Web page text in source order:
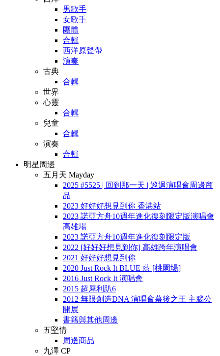
男歌手
女歌手
團體
合輯
西洋原聲帶
演奏
古典
合輯
世界
心靈
合輯
兒童
合輯
演奏
合輯
明星周邊
五月天 Mayday
2025 #5525 | 回到那一天 | 巡迴演唱會周邊商
品
2023 好好好想見到你 香港站
2023 諾亞方舟10週年進化復刻限定版演唱會
高雄場
2023 諾亞方舟10週年進化復刻限定版
2022 [好好好想見到你] 高雄跨年演唱會
2021 好好好想見到你
2020 Just Rock It BLUE 藍 [桃園場]
2016 Just Rock It 演唱會
2015 超犀利趴6
2012 無限創造DNA 演唱會幕後之王 主腦公
開展
書籍與其他周邊
五堅情
周邊商品
九澤 CP